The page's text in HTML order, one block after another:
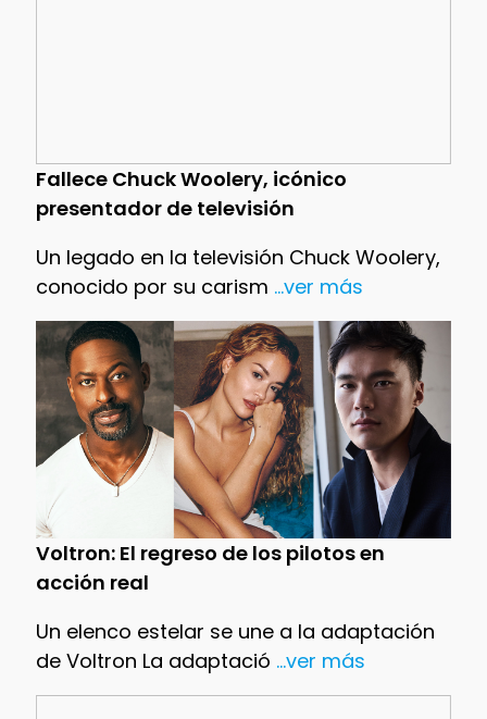
Fallece Chuck Woolery, icónico
presentador de televisión
Un legado en la televisión Chuck Woolery,
conocido por su carism ...ver más
Voltron: El regreso de los pilotos en
acción real
Un elenco estelar se une a la adaptación
de Voltron La adaptació ...ver más